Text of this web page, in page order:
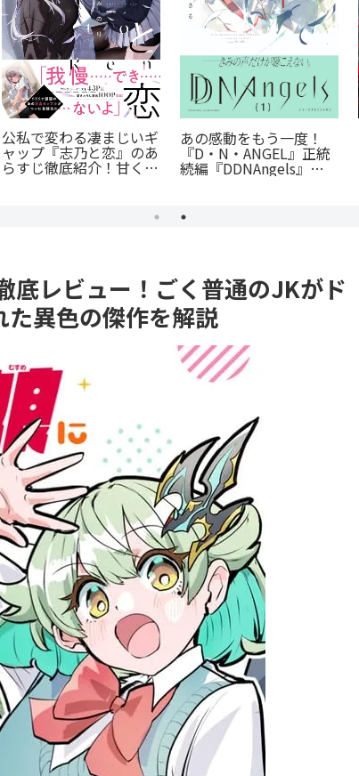
「花言葉」と連携する転
生ファンタジー：『君に
贈るキヅタ』完全解説
『罰』全てを失った男の
怒りが爆発する。ノンス
トップ・バイオレンスア
クションを徹底紹介
底レビュー！ごく普通のJKがド
た異色の傑作を解説